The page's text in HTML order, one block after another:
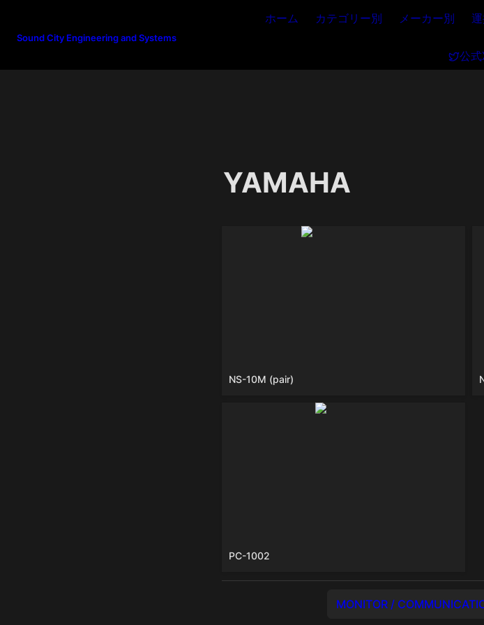
Sound City Engineering and Systems
ホーム カテゴリー別 メーカー別
公式
YAMAHA
NS-10M (pair)
NS-10M (pair)
PC-1002
PC-1002
MONITOR /